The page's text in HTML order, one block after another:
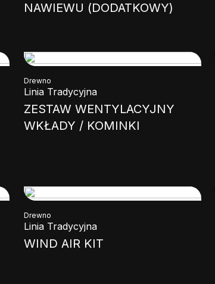
NAWIEWU (DODATKOWY)
Drewno
Linia Tradycyjna
ZESTAW WENTYLACYJNY
WKŁADY / KOMINKI
Drewno
Linia Tradycyjna
WIND AIR KIT